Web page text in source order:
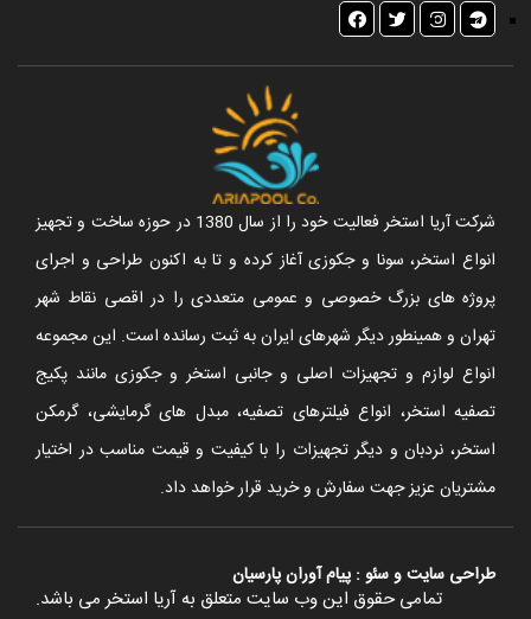
شرکت آریا استخر فعالیت خود را از سال 1380 در حوزه ساخت و تجهیز
انواع استخر، سونا و جکوزی آغاز کرده و تا به اکنون طراحی و اجرای
پروژه های بزرگ خصوصی و عمومی متعددی را در اقصی نقاط شهر
تهران و همینطور دیگر شهرهای ایران به ثبت رسانده است. این مجموعه
انواع لوازم و تجهیزات اصلی و جانبی استخر و جکوزی مانند پکیج
تصفیه استخر، انواع فیلترهای تصفیه، مبدل های گرمایشی، گرمکن
استخر، نردبان و دیگر تجهیزات را با کیفیت و قیمت مناسب در اختیار
مشتریان عزیز جهت سفارش و خرید قرار خواهد داد.
طراحی سایتوسئو : پیام آوران پارسیان
تمامی حقوق این وب سایت متعلق به آریا استخر می باشد.